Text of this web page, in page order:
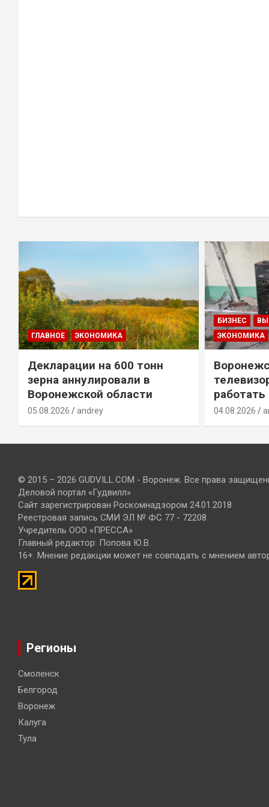
ГЛАВНОЕ ЭКОНОМИКА
Декларации на 600 тонн
зерна аннулировали в
Воронежской области
05.08.2026 andrey
БИЗНЕС
ЭКОНОМИКА
работать
04.08.2026
© 2015 – 2026 GUDVILL.COM - Воронеж. Все права
Деловой портал «Гудвилл»
Сайт зарегистрирован Роскомнадзором 24.01.2018
Реестровая запись СМИ ЭЛ № ФС 77 - 72208
Учредитель ООО «ПРЕССА»
Главный редактор: Попова Ю.В.
16+. Мнение редакции может не совпадать с мнением
Регионы
Смоленск
Белгород
Воронеж
Калуга
Тула